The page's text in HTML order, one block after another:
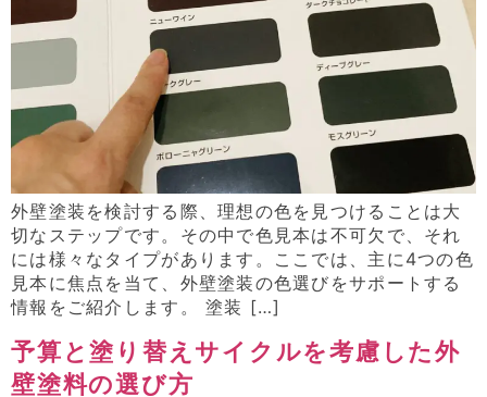
外壁塗装を検討する際、理想の色を見つけることは大
切なステップです。その中で色見本は不可欠で、それ
には様々なタイプがあります。ここでは、主に4つの色
見本に焦点を当て、外壁塗装の色選びをサポートする
情報をご紹介します。 塗装 […]
予算と塗り替えサイクルを考慮した外
壁塗料の選び方